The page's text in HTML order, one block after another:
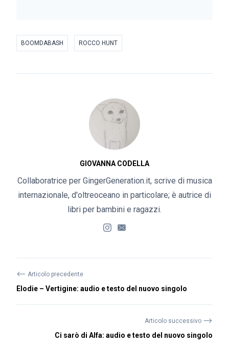
BOOMDABASH ROCCO HUNT
GIOVANNA CODELLA
Collaboratrice per GingerGeneration.it, scrive di musica
internazionale, d'oltreoceano in particolare; è autrice di
libri per bambini e ragazzi.
⟵ Articolo precedente
Elodie – Vertigine: audio e testo del nuovo singolo
Articolo successivo ⟶
Ci sarò di Alfa: audio e testo del nuovo singolo